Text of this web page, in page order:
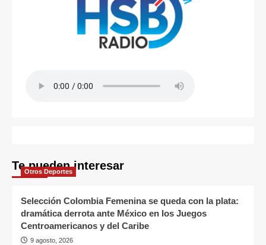
Te pueden interesar
Otros Deportes
Selección Colombia Femenina se queda con la plata:
dramática derrota ante México en los Juegos
Centroamericanos y del Caribe
9 agosto, 2026